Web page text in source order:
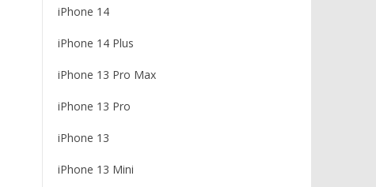
iPhone 14
iPhone 14 Plus
iPhone 13 Pro Max
iPhone 13 Pro
iPhone 13
iPhone 13 Mini